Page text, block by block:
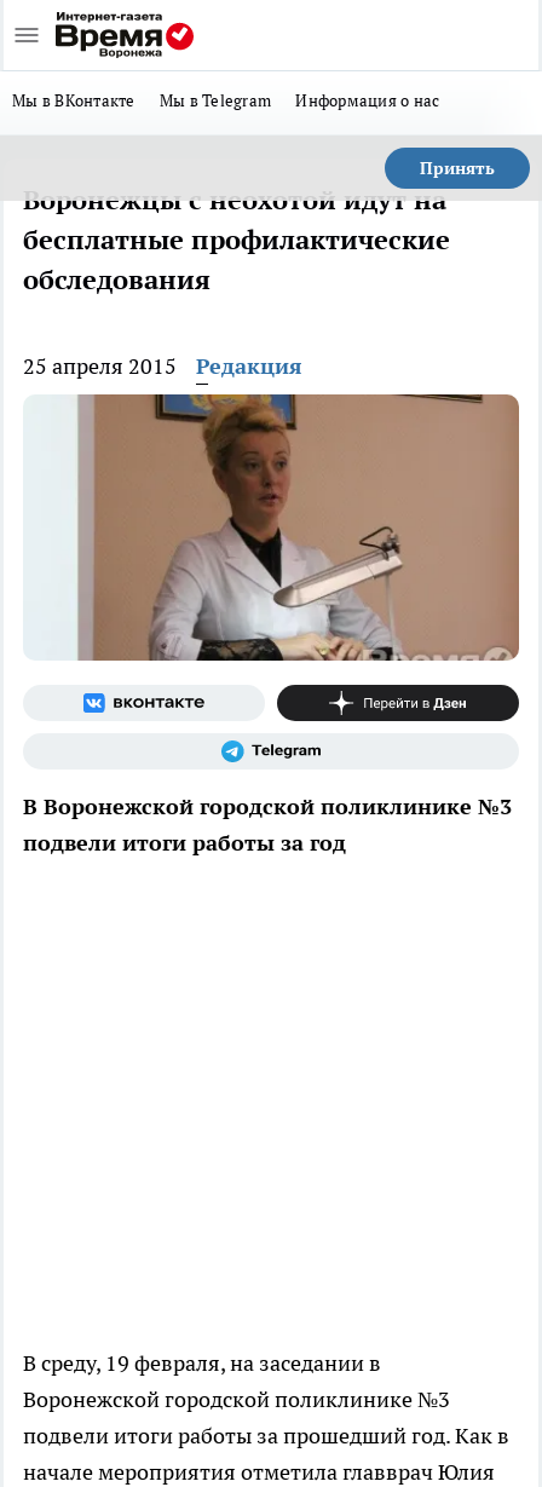
Мы в ВКонтакте Мы в Telegram Информация о нас
Принять
Воронежцы с неохотой идут на
бесплатные профилактические
обследования
25 апреля 2015 Редакция
В Воронежской городской поликлинике №3
подвели итоги работы за год
В среду, 19 февраля, на заседании в
Воронежской городской поликлинике №3
подвели итоги работы за прошедший год. Как в
начале мероприятия отметила главврач Юлия